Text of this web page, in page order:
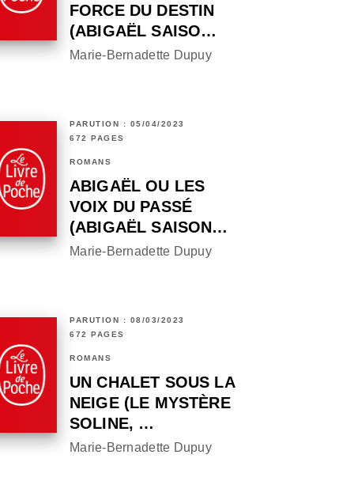
FORCE DU DESTIN
(ABIGAËL SAISO…
Marie-Bernadette Dupuy
PARUTION : 05/04/2023
672 PAGES
ROMANS
ABIGAËL OU LES
VOIX DU PASSÉ
(ABIGAËL SAISON…
Marie-Bernadette Dupuy
PARUTION : 08/03/2023
672 PAGES
ROMANS
UN CHALET SOUS LA
NEIGE (LE MYSTÈRE
SOLINE, …
Marie-Bernadette Dupuy